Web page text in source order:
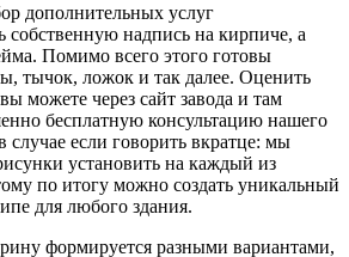
дополнительных услуг
собственную надпись на кирпиче, а
Помимо всего этого готовы
тычок, ложок и так далее. Оценить
можете через сайт завода и там
бесплатную консультацию нашего
если говорить вкратце: мы
установить на каждый из
по итогу можно создать уникальный
для любого здания.
формируется разными вариантами,